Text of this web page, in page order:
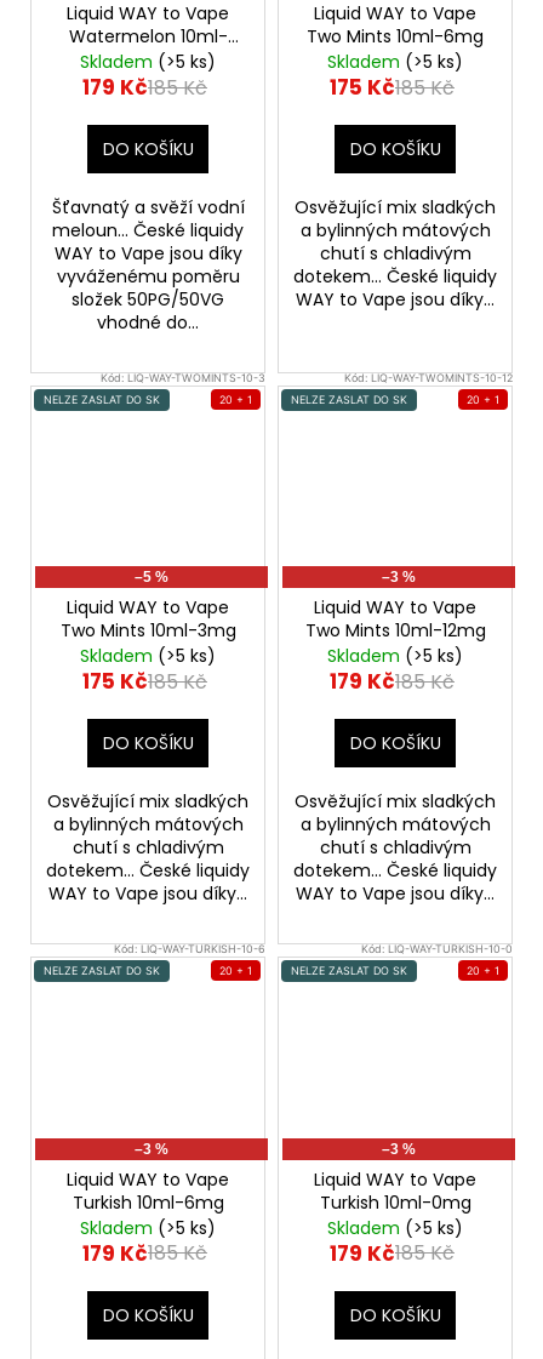
Liquid WAY to Vape
Watermelon 10ml-
0mg
Skladem (>5 ks)
179 Kč185 Kč
DO KOŠÍKU
Šťavnatý a svěží vodní
meloun... České liquidy
WAY to Vape jsou díky
vyváženému poměru
složek 50PG/50VG
vhodné do...
Liquid WAY to Vape
Two Mints 10ml-6mg
Skladem (>5 ks)
175 Kč185 Kč
DO KOŠÍKU
Osvěžující mix sladkých
a bylinných mátových
chutí s chladivým
dotekem... České liquidy
WAY to Vape jsou díky...
Kód:LIQ-WAY-TWOMINTS-10-3
NELZE ZASLAT DO SK
–5 %
20 + 1
Liquid WAY to Vape
Two Mints 10ml-3mg
Skladem (>5 ks)
175 Kč185 Kč
DO KOŠÍKU
Osvěžující mix sladkých
a bylinných mátových
chutí s chladivým
dotekem... České liquidy
WAY to Vape jsou díky...
Kód:LIQ-WAY-TWOMINTS-10-12
NELZE ZASLAT DO SK
–3 %
20 + 1
Liquid WAY to Vape
Two Mints 10ml-12mg
Skladem (>5 ks)
179 Kč185 Kč
DO KOŠÍKU
Osvěžující mix sladkých
a bylinných mátových
chutí s chladivým
dotekem... České liquidy
WAY to Vape jsou díky...
Kód: LIQ-WAY-TURKISH-10-6
NELZE ZASLAT DO SK
–3 %
20 + 1
Liquid WAY to Vape
Turkish 10ml-6mg
Skladem (>5 ks)
179 Kč185 Kč
DO KOŠÍKU
Kód: LIQ-WAY-TURKISH-10-0
NELZE ZASLAT DO SK
–3 %
20 + 1
Liquid WAY to Vape
Turkish 10ml-0mg
Skladem (>5 ks)
179 Kč185 Kč
DO KOŠÍKU